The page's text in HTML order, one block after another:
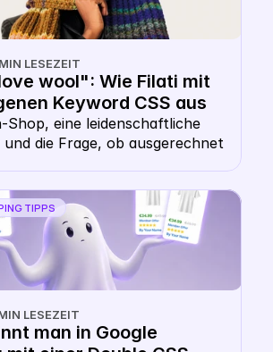
MIN LESEZEIT
wool": Wie Filati mit
Keyword CSS aus
Karussell
Shop, eine leidenschaftliche
die Frage, ob ausgerechnet
TIPPS
LESEZEIT
man in Google